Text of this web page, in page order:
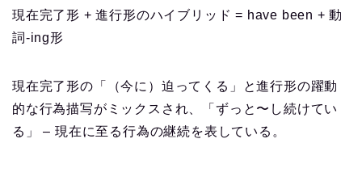
現在完了形 + 進行形のハイブリッド = have been + 動
詞-ing形
現在完了形の「（今に）迫ってくる」と進行形の躍動
的な行為描写がミックスされ、「ずっと〜し続けてい
る」 – 現在に至る行為の継続を表している。